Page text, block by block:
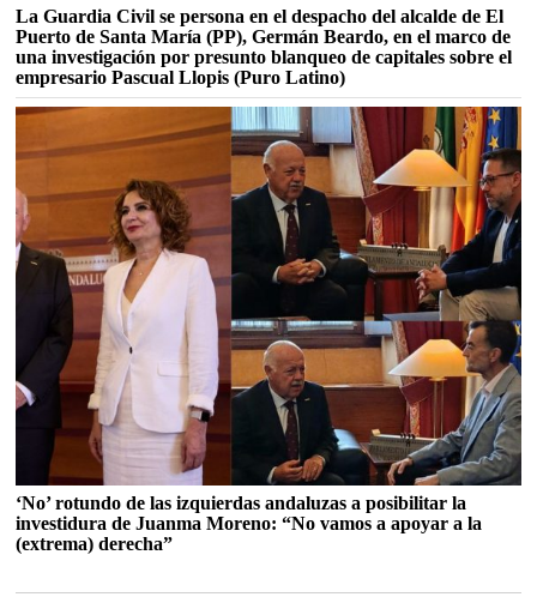
La Guardia Civil se persona en el despacho del alcalde de El
Puerto de Santa María (PP), Germán Beardo, en el marco de
una investigación por presunto blanqueo de capitales sobre el
empresario Pascual Llopis (Puro Latino)
‘No’ rotundo de las izquierdas andaluzas a posibilitar la
investidura de Juanma Moreno: “No vamos a apoyar a la
(extrema) derecha”